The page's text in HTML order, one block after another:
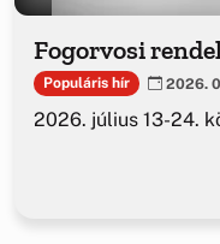
Fogorvosi
Populáris hír 2026.
2026. július 13-24.